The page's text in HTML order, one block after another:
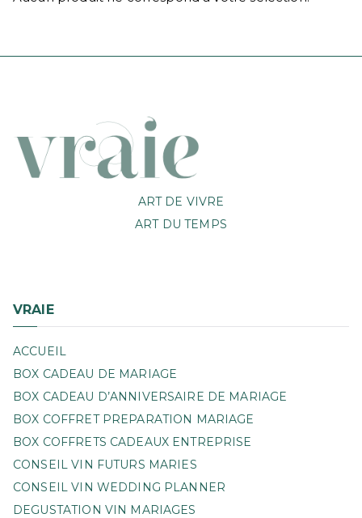
ART DE VIVRE
ART DU TEMPS
VRAIE
ACCUEIL
BOX CADEAU DE MARIAGE
BOX CADEAU D’ANNIVERSAIRE DE MARIAGE
BOX COFFRET PREPARATION MARIAGE
BOX COFFRETS CADEAUX ENTREPRISE
CONSEIL VIN FUTURS MARIES
CONSEIL VIN WEDDING PLANNER
DEGUSTATION VIN MARIAGES